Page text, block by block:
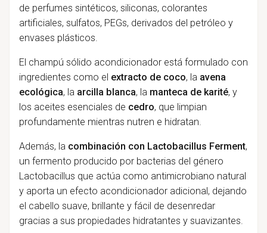
de perfumes sintéticos, siliconas, colorantes
artificiales, sulfatos, PEGs, derivados del petróleo y
envases plásticos.
El champú sólido acondicionador está formulado con
ingredientes como el extracto de coco, la avena
ecológica, la arcilla blanca, la manteca de karité, y
los aceites esenciales de cedro, que limpian
profundamente mientras nutren e hidratan.
Además, la combinación con Lactobacillus Ferment,
un fermento producido por bacterias del género
Lactobacillus que actúa como antimicrobiano natural
y aporta un efecto acondicionador adicional, dejando
el cabello suave, brillante y fácil de desenredar
gracias a sus propiedades hidratantes y suavizantes.